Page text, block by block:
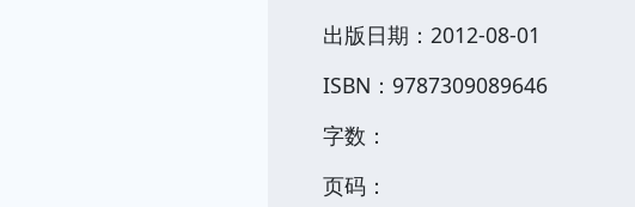
出版日期：2012-08-01
ISBN：9787309089646
字数：
页码：